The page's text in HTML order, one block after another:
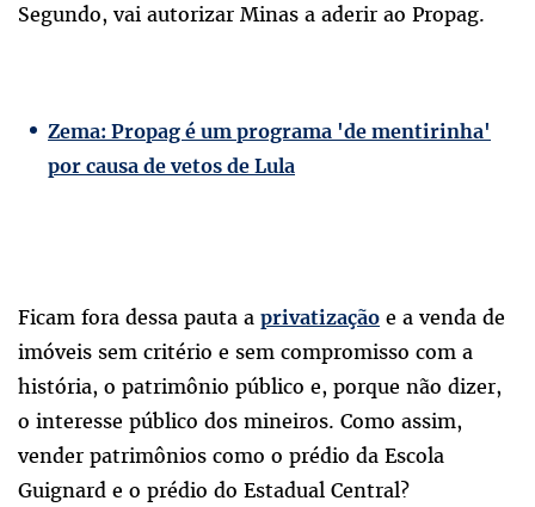
Segundo, vai autorizar Minas a aderir ao Propag.
Zema: Propag é um programa 'de mentirinha'
por causa de vetos de Lula
Ficam fora dessa pauta a privatização e a venda de
imóveis sem critério e sem compromisso com a
história, o patrimônio público e, porque não dizer,
o interesse público dos mineiros. Como assim,
vender patrimônios como o prédio da Escola
Guignard e o prédio do Estadual Central?